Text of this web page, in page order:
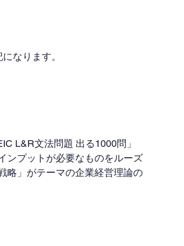
なります。
L&R文法問題 出る1000問」
ンプットが必要なものをルーズ
略」がテーマの企業経営理論の